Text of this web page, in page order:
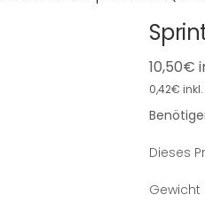
10,50€
0,42€
Produkt
Dieses
Gewicht